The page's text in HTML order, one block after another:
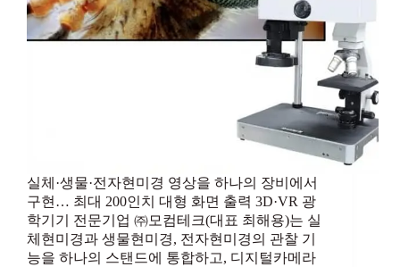
실체·생물·전자현미경 영상을 하나의 장비에서
구현… 최대 200인치 대형 화면 출력 3D·VR 광
학기기 전문기업 ㈜모컴테크(대표 최해용)는 실
체현미경과 생물현미경, 전자현미경의 관찰 기
능을 하나의 스탠드에 통합하고, 디지털카메라